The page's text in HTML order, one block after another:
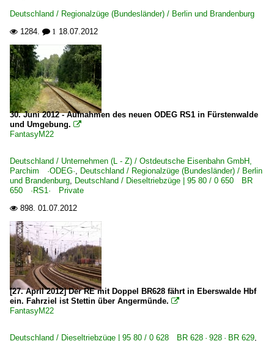
Wittenberge
Dieseltriebzüge | 95 80
0 628 BR 628 · 928 · BR 629
0 646 BR 646 · 946 ·GTW 2/6·
0 650 BR 650 ·RS1· Private
6 101 BR 101
6 182 BR 182 ·ES 64 U2·
6 189 BR 189 ·ES 64 F4·
E-Loks | konventionell
6 112 BR 112.1 DR 212
6 113 BR 113 DB 112 · DB 114 E 10.12 rot/beige
6 114 BR 114.0 ex 112.0
Deutschland / Regionalzüge (Bundesländer) / Berlin und Brandenburg
 1284.  1 18.07.2012
30. Juni 2012 - Aufnahmen des neuen ODEG RS1 in Fürstenwalde
und Umgebung. 
FantasyM22
Deutschland / Unternehmen (L - Z) / Ostdeutsche Eisenbahn GmbH,
Parchim ·ODEG·, Deutschland / Regionalzüge (Bundesländer) / Berlin
und Brandenburg, Deutschland / Dieseltriebzüge | 95 80 / 0 650 BR
650 ·RS1· Private
 898. 01.07.2012
[27. April 2012] Der RE mit Doppel BR628 fährt in Eberswalde Hbf
ein. Fahrziel ist Stettin über Angermünde. 
FantasyM22
Deutschland / Dieseltriebzüge | 95 80 / 0 628 BR 628 · 928 · BR 629,